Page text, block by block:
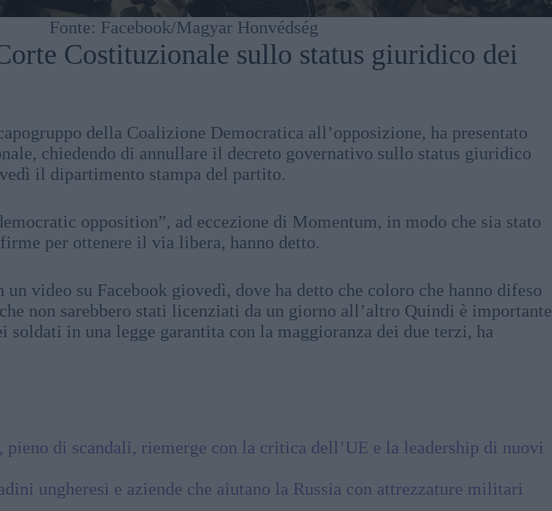
Fonte: Facebook/Magyar Honvédség
Costituzionale sullo status giuridico dei
della Coalizione Democratica all’opposizione, ha presentato
chiedendo di annullare il decreto governativo sullo status giuridico
il dipartimento stampa del partito.
opposition”, ad eccezione di Momentum, in modo che sia stato
per ottenere il via libera, hanno detto.
video su Facebook giovedì, dove ha detto che coloro che hanno difeso
non sarebbero stati licenziati da un giorno all’altro Quindi è importante
in una legge garantita con la maggioranza dei due terzi, ha
di scandali, riemerge con la critica dell’UE e la leadership di nuovi
ungheresi e aziende che aiutano la Russia con attrezzature militari